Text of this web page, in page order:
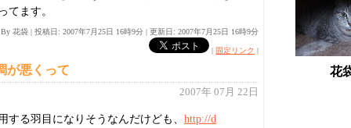
花
てます。
By 花袋 |投稿日: 2007年7月25日 16時9分 |更新日: 2007年7月25日 16時9分
| 固定リンク |
が悪くって
2007年 07月 22日
する羽目になりそうなんだけども、 http://d